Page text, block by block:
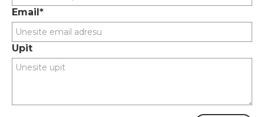
Email*
Upit